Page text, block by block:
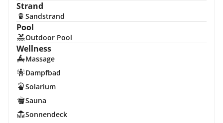
Strand
Sandstrand
Pool
Outdoor Pool
Wellness
Massage
Dampfbad
Solarium
Sauna
Sonnendeck